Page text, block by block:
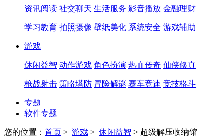
资讯阅读 社交聊天 生活服务 影音播放 金融理财
学习教育 拍照摄像 壁纸美化 系统安全 游戏辅助
游戏
休闲益智 动作游戏 角色扮演 热血传奇 仙侠修真
枪战射击 策略塔防 冒险解谜 赛车竞速 竞技格斗
专题
软件专题
您的位置： 首页 > 游戏 > 休闲益智 > 超级解压收纳馆